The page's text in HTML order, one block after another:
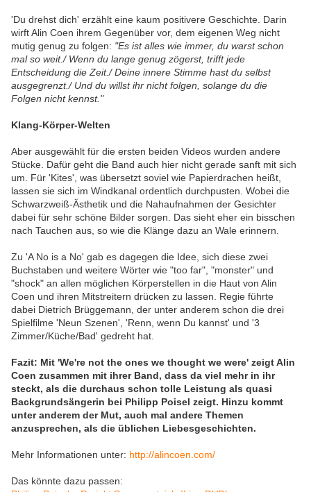
'Du drehst dich' erzählt eine kaum positivere Geschichte. Darin
wirft Alin Coen ihrem Gegenüber vor, dem eigenen Weg nicht
mutig genug zu folgen: "Es ist alles wie immer, du warst schon
mal so weit./ Wenn du lange genug zögerst, trifft jede
Entscheidung die Zeit./ Deine innere Stimme hast du selbst
ausgegrenzt./ Und du willst ihr nicht folgen, solange du die
Folgen nicht kennst."
Klang-Körper-Welten
Aber ausgewählt für die ersten beiden Videos wurden andere
Stücke. Dafür geht die Band auch hier nicht gerade sanft mit sich
um. Für 'Kites', was übersetzt soviel wie Papierdrachen heißt,
lassen sie sich im Windkanal ordentlich durchpusten. Wobei die
Schwarzweiß-Ästhetik und die Nahaufnahmen der Gesichter
dabei für sehr schöne Bilder sorgen. Das sieht eher ein bisschen
nach Tauchen aus, so wie die Klänge dazu an Wale erinnern.
Zu 'A No is a No' gab es dagegen die Idee, sich diese zwei
Buchstaben und weitere Wörter wie "too far", "monster" und
"shock" an allen möglichen Körperstellen in die Haut von Alin
Coen und ihren Mitstreitern drücken zu lassen. Regie führte
dabei Dietrich Brüggemann, der unter anderem schon die drei
Spielfilme 'Neun Szenen', 'Renn, wenn Du kannst' und '3
Zimmer/Küche/Bad' gedreht hat.
Fazit: Mit 'We're not the ones we thought we were' zeigt Alin
Coen zusammen mit ihrer Band, dass da viel mehr in ihr
steckt, als die durchaus schon tolle Leistung als quasi
Backgrundsängerin bei Philipp Poisel zeigt. Hinzu kommt
unter anderem der Mut, auch mal andere Themen
anzusprechen, als die üblichen Liebesgeschichten.
Mehr Informationen unter: http://alincoen.com/
Das könnte dazu passen: